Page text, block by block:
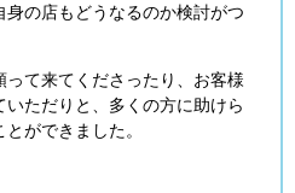
の店もどうなるのか検討がつ
って来てくださったり、お客様
ただりと、多くの方に助けら
ができました。